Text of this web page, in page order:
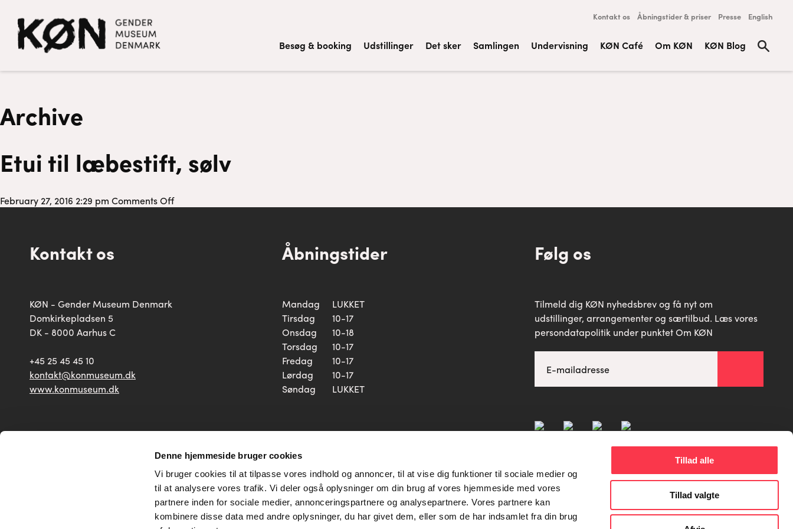
Denne hjemmeside bruger cookies
Vi bruger cookies til at tilpasse vores indhold og annoncer, til at vise dig funktioner til sociale medier og
til at analysere vores trafik. Vi deler også oplysninger om din brug af vores hjemmeside med vores
partnere inden for sociale medier, annonceringspartnere og analysepartnere. Vores partnere kan
kombinere disse data med andre oplysninger, du har givet dem, eller som de har indsamlet fra din brug
Tillad alle
Tillad valgte
Kontakt os Åbningstider & priser Presse English
Besøg & booking Udstillinger Det sker Samlingen Undervisning KØN Café Om KØN KØN Blog
Archive
Etui til læbestift, sølv
February 27, 2016 2:29 pm Comments Offon
Kontakt os
KØN - Gender Museum Denmark
Domkirkepladsen 5
DK - 8000 Aarhus C
+45 25 45 45 10
kontakt@konmuseum.dk
www.konmuseum.dk
Åbningstider
Mandag
LUKKET
Tirsdag
10-17
Onsdag
10-18
Torsdag
10-17
Fredag
10-17
Lørdag
10-17
Søndag
LUKKET
Følg os
Tilmeld dig KØN nyhedsbrev og få nyt om
udstillinger, arrangementer og særtilbud. Læs vores
persondatapolitik under punktet Om KØN